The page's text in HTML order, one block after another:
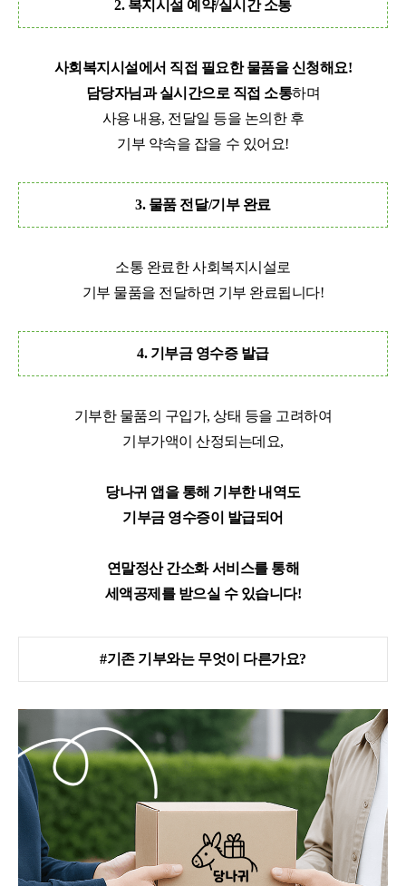
2. 복지시설 예약/실시간 소통
사회복지시설에서 직접 필요한 물품을 신청해요!
담당자님과 실시간으로 직접 소통하며
사용 내용, 전달일 등을 논의한 후
기부 약속을 잡을 수 있어요!
3. 물품 전달/기부 완료
소통 완료한 사회복지시설로
기부 물품을 전달하면 기부 완료됩니다!
4. 기부금 영수증 발급
기부한 물품의 구입가, 상태 등을 고려하여
기부가액이 산정되는데요,
당나귀 앱을 통해 기부한 내역도
기부금 영수증이 발급되어
연말정산 간소화 서비스를 통해
세액공제를 받으실 수 있습니다!
#기존 기부와는 무엇이 다른가요?